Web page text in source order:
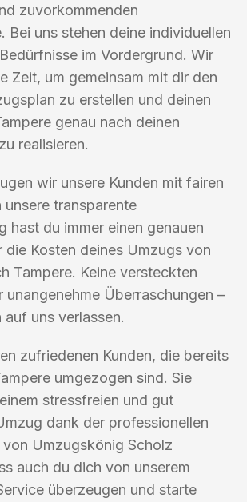
zuvorkommenden
Bei uns stehen deine individuellen
im Vordergrund. Wir
Zeit, um gemeinsam mit dir den
zu erstellen und deinen
genau nach deinen
realisieren.
wir unsere Kunden mit fairen
unsere transparente
hast du immer einen genauen
die Kosten deines Umzugs von
Tampere. Keine versteckten
unangenehme Überraschungen –
uns verlassen.
zufriedenen Kunden, die bereits
umgezogen sind. Sie
stressfreien und gut
dank der professionellen
Umzugskönig Scholz
auch du dich von unserem
überzeugen und starte